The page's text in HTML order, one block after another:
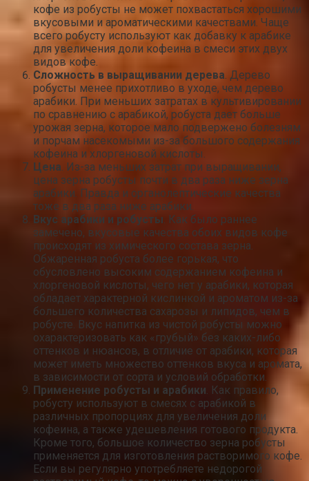
кофе из робусты не может похвастаться хорошими
вкусовыми и ароматическими качествами. Чаще
всего робусту используют как добавку к арабике
для увеличения доли кофеина в смеси этих двух
видов кофе.
Сложность в выращивании дерева. Дерево
робусты менее прихотливо в уходе, чем дерево
арабики. При меньших затратах в культивировании
по сравнению с арабикой, робуста дает больше
урожая зерна, которое мало подвержено болезням
и порчам насекомыми из-за большого содержания
кофеина и хлоргеновой кислоты.
Цена. Из-за меньших затрат при выращивании,
цена зерна робусты почти в два раза ниже зерна
арабики. Правда и органолептические качества
тоже в два раза ниже арабики.
Вкус арабики и робусты. Как было раннее
замечено, вкусовые качества обоих видов кофе
происходят из химического состава зерна.
Обжаренная робуста более горькая, что
обусловлено высоким содержанием кофеина и
хлоргеновой кислоты, чего нет у арабики, которая
обладает характерной кислинкой и ароматом из-за
большего количества сахарозы и липидов, чем в
робусте. Вкус напитка из чистой робусты можно
охарактеризовать как «грубый» без каких-либо
оттенков и нюансов, в отличие от арабики, которая
может иметь множество оттенков вкуса и аромата,
в зависимости от сорта и условий обработки.
Применение робусты и арабики. Как правило,
робусту используют в смесях с арабикой в
различных пропорциях для увеличения доли
кофеина, а также удешевления готового продукта.
Кроме того, большое количество зерна робусты
применяется для изготовления растворимого кофе.
Если вы регулярно употребляете недорогой